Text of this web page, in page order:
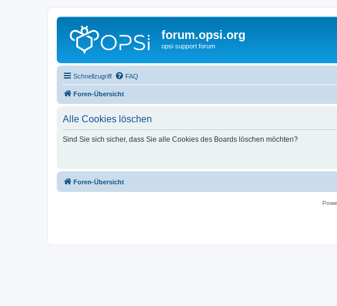
forum.opsi.org
opsi support forum
Schnellzugriff FAQ
Foren-Übersicht
Alle Cookies löschen
Sind Sie sich sicher, dass Sie alle Cookies des Boards löschen möchten?
Foren-Übersicht